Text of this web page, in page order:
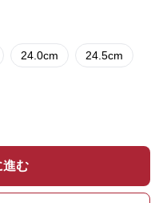
24.0cm 24.5cm
進む